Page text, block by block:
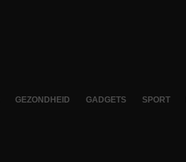
GEZONDHEID GADGETS SPORT